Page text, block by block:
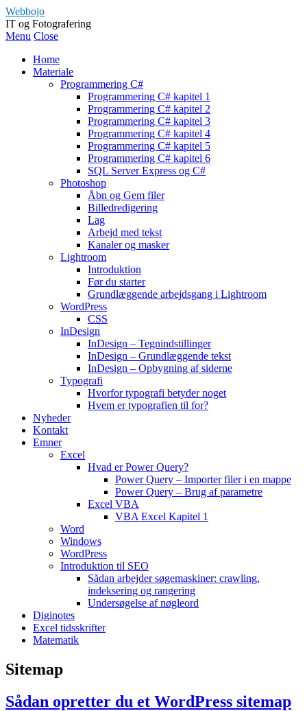
Webbojo
IT og Fotografering
Menu Close
Home
Materiale
Programmering C#
Programmering C# kapitel 1
Programmering C# kapitel 2
Programmering C# kapitel 3
Programmering C# kapitel 4
Programmering C# kapitel 5
Programmering C# kapitel 6
SQL Server Express og C#
Photoshop
Åbn og Gem filer
Billedredigering
Lag
Arbejd med tekst
Kanaler og masker
Lightroom
Introduktion
Før du starter
Grundlæggende arbejdsgang i Lightroom
WordPress
CSS
InDesign
InDesign – Tegnindstillinger
InDesign – Grundlæggende tekst
InDesign – Opbygning af siderne
Typografi
Hvorfor typografi betyder noget
Hvem er typografien til for?
Nyheder
Kontakt
Emner
Excel
Hvad er Power Query?
Power Query – Importer filer i en mappe
Power Query – Brug af parametre
Excel VBA
VBA Excel Kapitel 1
Word
Windows
WordPress
Introduktion til SEO
Sådan arbejder søgemaskiner: crawling,
indeksering og rangering
Undersøgelse af nøgleord
Diginotes
Excel tidsskrifter
Matematik
Sitemap
Sådan opretter du et WordPress sitemap